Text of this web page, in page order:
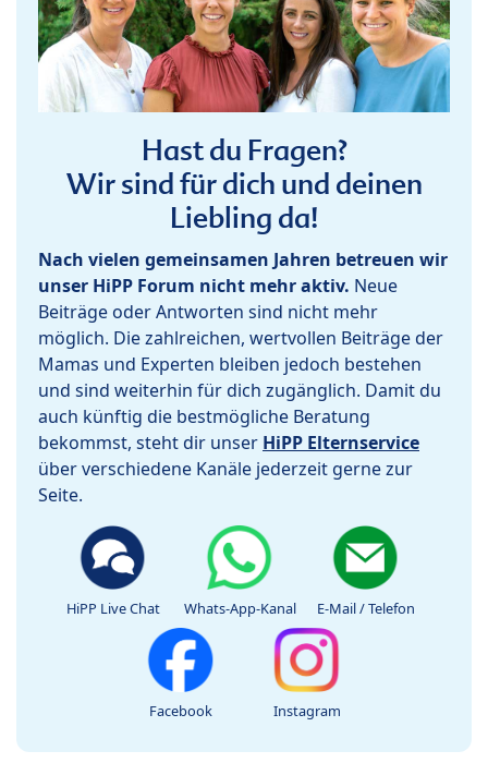
Hast du Fragen?
Wir sind für dich und deinen
Liebling da!
Nach vielen gemeinsamen Jahren betreuen wir
unser HiPP Forum nicht mehr aktiv. Neue
Beiträge oder Antworten sind nicht mehr
möglich. Die zahlreichen, wertvollen Beiträge der
Mamas und Experten bleiben jedoch bestehen
und sind weiterhin für dich zugänglich. Damit du
auch künftig die bestmögliche Beratung
bekommst, steht dir unser HiPP Elternservice
über verschiedene Kanäle jederzeit gerne zur
Seite.
HiPP Live Chat Whats-App-Kanal E-Mail / Telefon
Facebook Instagram